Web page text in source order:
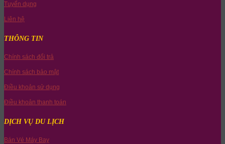
Tuyển dụng
Liên hệ
THÔNG TIN
Chính sách đổi trả
Chính sách bảo mật
Điều khoản sử dụng
Điều khoản thanh toán
DỊCH VỤ DU LỊCH
Bán Vé Máy Bay